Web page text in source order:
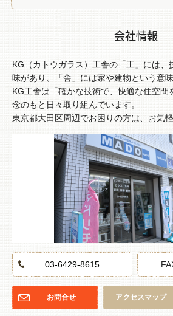
世の中でもSDGsに対しての関心が高
るようになりました。
また、弊社が掲げている『快適な生活
ていく』という思いを実現するために
が関わっていると感じています。
この思いを仕事を通して実現していく
り組んでいきたいと思っています。具
を快適にするリフォーム商材が、実は
つながっていることを生活者の皆様に
思い、その提案ツールを今考えていま
最終的に、弊社が提案するリフォーム
な生活空間を提供し、かつ地球や社会
つながってくれるといいですね。
会社情報
KG（カトウガラス）工舎の「工」には、
味があり、「舎」には家や建物という意味
KG工舎は「確かな技術で、快適な住空間
念のもと日々取り組んでいます。
東京都大田区周辺でお困りの方は、お気
03-6429-8615
お問合せ アクセスマップ